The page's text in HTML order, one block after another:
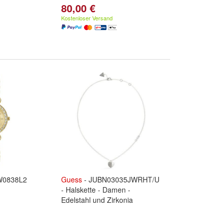
80,00 €
Kostenloser Versand
Guess - JUBN03035JWRHT/U
- Halskette - Damen -
Edelstahl und Zirkonia